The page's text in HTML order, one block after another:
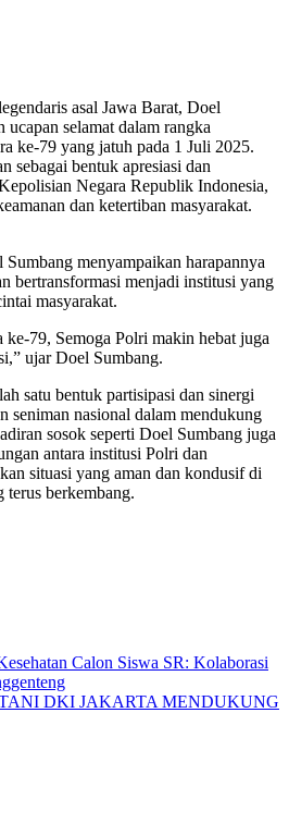
asal Jawa Barat, Doel
selamat dalam rangka
ke-79 yang jatuh pada 1 Juli 2025.
sebagai bentuk apresiasi dan
Negara Republik Indonesia,
dan ketertiban masyarakat.
menyampaikan harapannya
bertransformasi menjadi institusi yang
masyarakat.
ke-79, Semoga Polri makin hebat juga
ujar Doel Sumbang.
satu bentuk partisipasi dan sinergi
seniman nasional dalam mendukung
sosok seperti Doel Sumbang juga
antara institusi Polri dan
situasi yang aman dan kondusif di
terus berkembang.
Calon Siswa SR: Kolaborasi
DKI JAKARTA MENDUKUNG